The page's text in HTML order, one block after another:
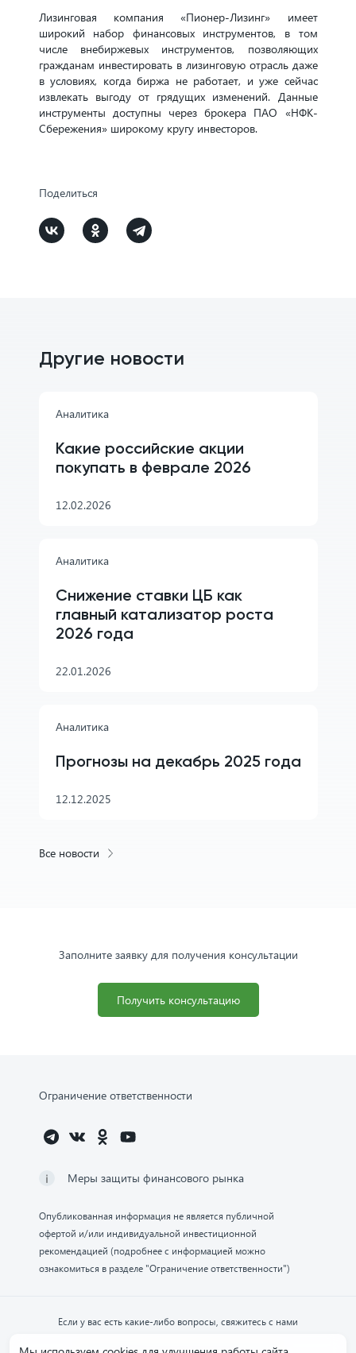
Лизинговая компания «Пионер-Лизинг» имеет
широкий набор финансовых инструментов, в том
числе внебиржевых инструментов, позволяющих
гражданам инвестировать в лизинговую отрасль даже
в условиях, когда биржа не работает, и уже сейчас
извлекать выгоду от грядущих изменений. Данные
инструменты доступны через брокера ПАО «НФК-
Сбережения» широкому кругу инвесторов.
Поделиться
Другие новости
Аналитика
Какие российские акции
покупать в феврале 2026
12.02.2026
Аналитика
Снижение ставки ЦБ как
главный катализатор роста
2026 года
22.01.2026
Аналитика
Прогнозы на декабрь 2025 года
12.12.2025
Все новости
Заполните заявку для получения консультации
Получить консультацию
Ограничение ответственности
Меры защиты финансового рынка
Опубликованная информация не является публичной
офертой и/или индивидуальной инвестиционной
рекомендацией (подробнее с информацией можно
ознакомиться в разделе "Ограничение ответственности")
Если у вас есть какие-либо вопросы, свяжитесь с нами